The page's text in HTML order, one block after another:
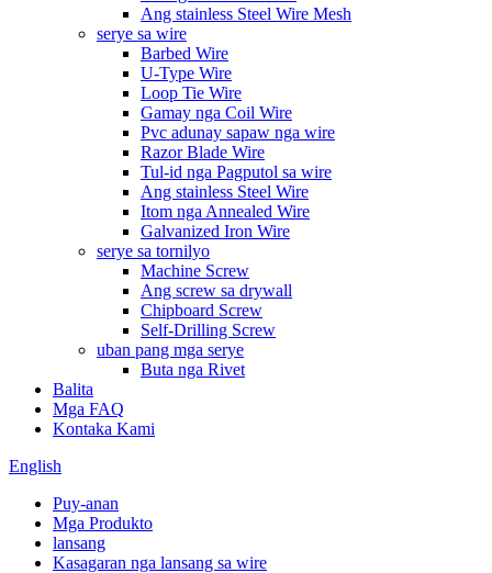
Ang stainless Steel Wire Mesh
serye sa wire
Barbed Wire
U-Type Wire
Loop Tie Wire
Gamay nga Coil Wire
Pvc adunay sapaw nga wire
Razor Blade Wire
Tul-id nga Pagputol sa wire
Ang stainless Steel Wire
Itom nga Annealed Wire
Galvanized Iron Wire
serye sa tornilyo
Machine Screw
Ang screw sa drywall
Chipboard Screw
Self-Drilling Screw
uban pang mga serye
Buta nga Rivet
Balita
Mga FAQ
Kontaka Kami
English
Puy-anan
Mga Produkto
lansang
Kasagaran nga lansang sa wire